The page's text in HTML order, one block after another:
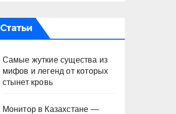
Статьи
Самые жуткие существа из
мифов и легенд от которых
стынет кровь
Монитор в Казахстане —